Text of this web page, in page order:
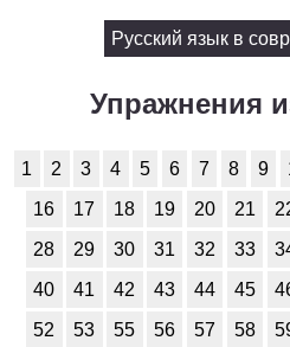
Русский язык в
Упражнения
1 2 3 4 5 6 7 8 9
16
17 18 19 20 21
28
29 30 31 32 33
40
41 42 43 44 45
52
53 55 56 57 58